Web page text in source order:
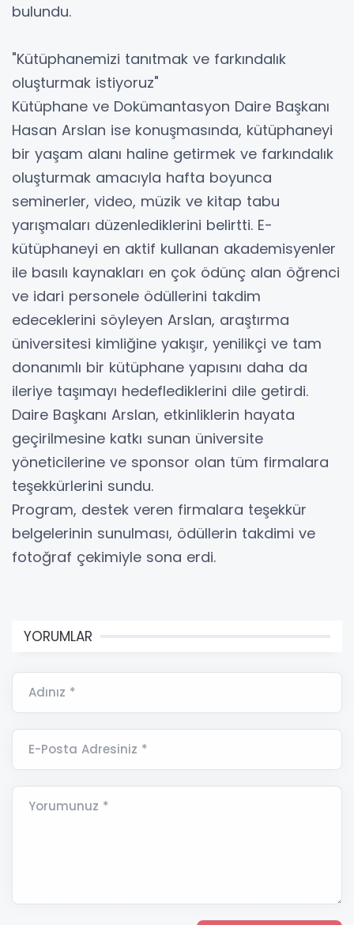
bulundu.
"Kütüphanemizi tanıtmak ve farkındalık
oluşturmak istiyoruz"
Kütüphane ve Dokümantasyon Daire Başkanı
Hasan Arslan ise konuşmasında, kütüphaneyi
bir yaşam alanı haline getirmek ve farkındalık
oluşturmak amacıyla hafta boyunca
seminerler, video, müzik ve kitap tabu
yarışmaları düzenlediklerini belirtti. E-
kütüphaneyi en aktif kullanan akademisyenler
ile basılı kaynakları en çok ödünç alan öğrenci
ve idari personele ödüllerini takdim
edeceklerini söyleyen Arslan, araştırma
üniversitesi kimliğine yakışır, yenilikçi ve tam
donanımlı bir kütüphane yapısını daha da
ileriye taşımayı hedeflediklerini dile getirdi.
Daire Başkanı Arslan, etkinliklerin hayata
geçirilmesine katkı sunan üniversite
yöneticilerine ve sponsor olan tüm firmalara
teşekkürlerini sundu.
Program, destek veren firmalara teşekkür
belgelerinin sunulması, ödüllerin takdimi ve
fotoğraf çekimiyle sona erdi.
YORUMLAR
Adınız *
E-Posta Adresiniz *
Yorumunuz *